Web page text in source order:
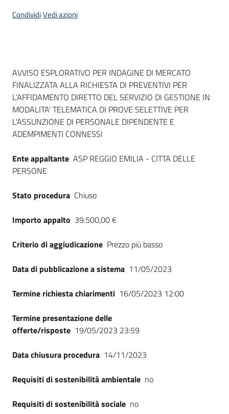
CondividiVedi azioni
Dati del bando
AVVISO ESPLORATIVO PER INDAGINE DI MERCATO
FINALIZZATA ALLA RICHIESTA DI PREVENTIVI PER
L’AFFIDAMENTO DIRETTO DEL SERVIZIO DI GESTIONE IN
MODALITA' TELEMATICA DI PROVE SELETTIVE PER
L'ASSUNZIONE DI PERSONALE DIPENDENTE E
ADEMPIMENTI CONNESSI
Ente appaltante ASP REGGIO EMILIA - CITTA DELLE
PERSONE
Stato procedura Chiuso
Importo appalto 39.500,00 €
Criterio di aggiudicazione Prezzo più basso
Data di pubblicazione a sistema 11/05/2023
Termine richiesta chiarimenti 16/05/2023 12:00
Termine presentazione delle
offerte/risposte 19/05/2023 23:59
Data chiusura procedura 14/11/2023
Requisiti di sostenibilità ambientale no
Requisiti di sostenibilità sociale no